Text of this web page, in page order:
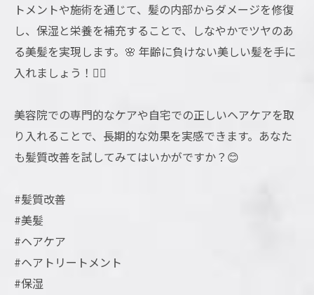
トメントや施術を通じて、髪の内部からダメージを修復
し、保湿と栄養を補充することで、しなやかでツヤのあ
る美髪を実現します。🌸 年齢に負けない美しい髪を手に
入れましょう！💇‍♀️
美容院での専門的なケアや自宅での正しいヘアケアを取
り入れることで、長期的な効果を実感できます。あなた
も髪質改善を試してみてはいかがですか？😊
#髪質改善
#美髪
#ヘアケア
#ヘアトリートメント
#保湿